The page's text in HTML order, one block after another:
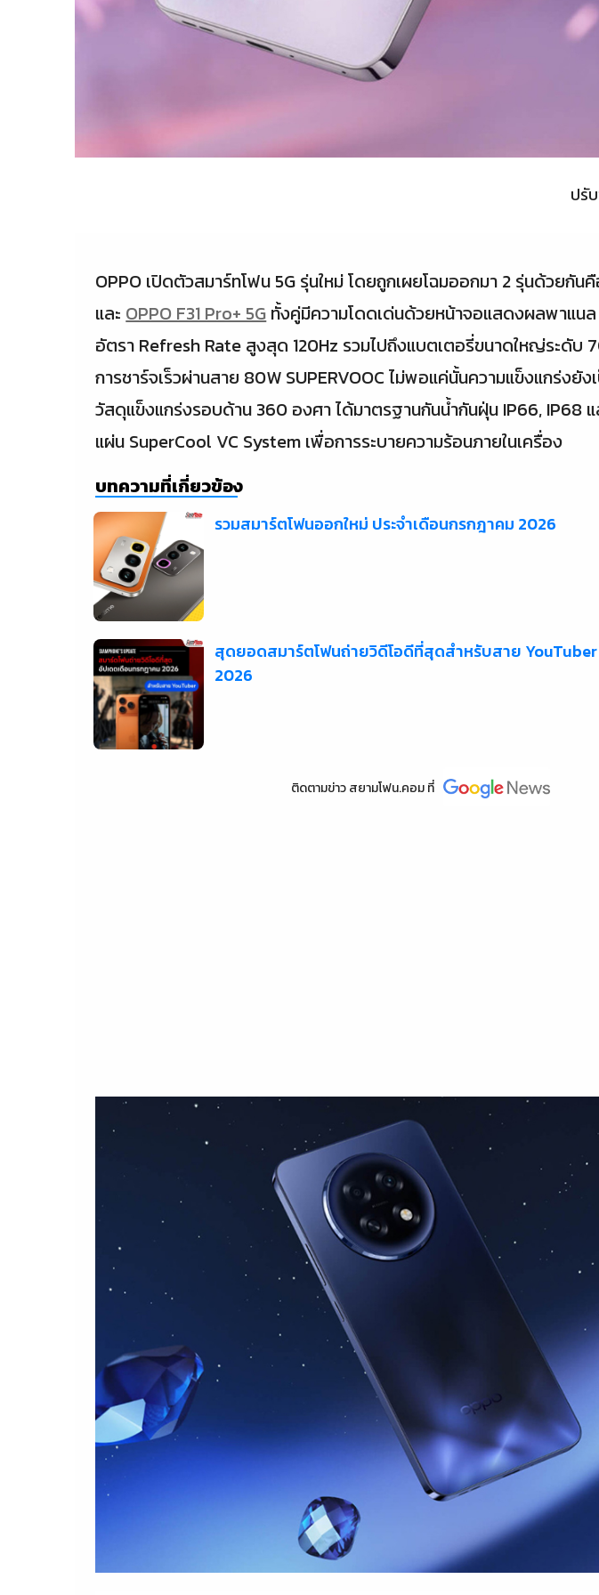
ปรั
OPPO เปิดตัวสมาร์ทโฟน 5G รุ่นใหม่ โดยถูกเผยโฉมออกมา 2 รุ่นด้วยกัน
และ OPPO F31 Pro+ 5G ทั้งคู่มีความโดดเด่นด้วยหน้าจอแสดงผลพาแน
อัตรา Refresh Rate สูงสุด 120Hz รวมไปถึงแบตเตอรี่ขนาดใหญ่ระดับ
การชาร์จเร็วผ่านสาย 80W SUPERVOOC ไม่พอแค่นั้นความแข็งแกร่งยัง
วัสดุแข็งแกร่งรอบด้าน 360 องศา ได้มาตรฐานกันน้ำกันฝุ่น IP66, IP68 แ
แผ่น SuperCool VC System เพื่อการระบายความร้อนภายในเครื่อง
บทความที่เกี่ยวข้อง
รวมสมาร์ตโฟนออกใหม่ ประจำเดือนกรกฎาคม 2026
สุดยอดสมาร์ตโฟนถ่ายวิดีโอดีที่สุดสำหรับสาย YouTuber
2026
ติดตามข่าวสยามโฟน.คอมที่